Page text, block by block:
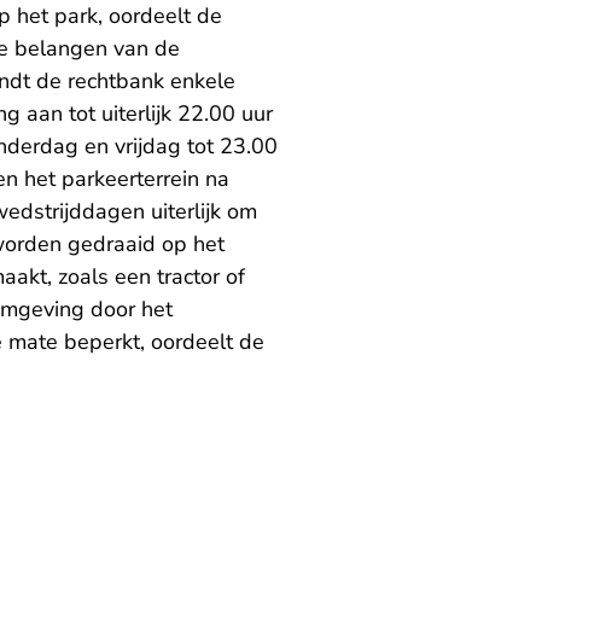
het park, oordeelt de
belangen van de
de rechtbank enkele
aan tot uiterlijk 22.00 uur
en vrijdag tot 23.00
het parkeerterrein na
uiterlijk om
gedraaid op het
zoals een tractor of
door het
mate beperkt, oordeelt de